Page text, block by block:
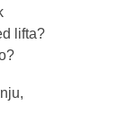
lifta?